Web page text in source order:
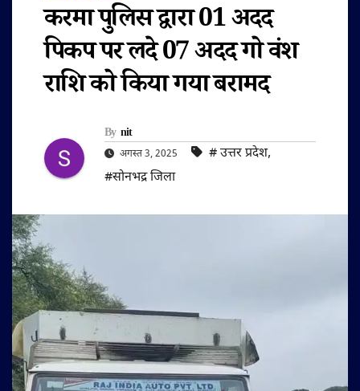
करमा पुलिस द्वारा 01 अदद
पिकप पर लदे 07 अदद गो वंश
राशि को किया गया बरामद
By nit
अगस्त 3, 2025 #‌ उत्तर प्रदेश,
#सोनभद्र जिला